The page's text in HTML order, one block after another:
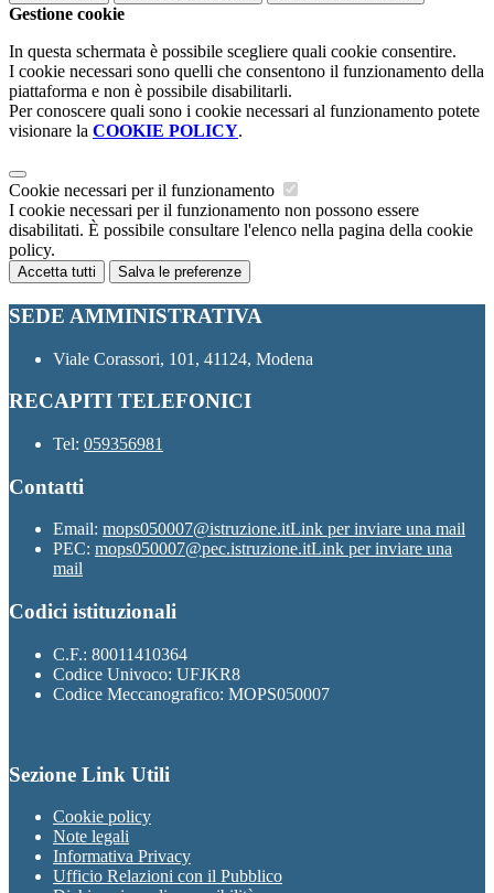
Gestione cookie
In questa schermata è possibile scegliere quali cookie consentire.
I cookie necessari sono quelli che consentono il funzionamento della
piattaforma e non è possibile disabilitarli.
Per conoscere quali sono i cookie necessari al funzionamento potete
visionare la COOKIE POLICY.
Cookie necessari per il funzionamento
I cookie necessari per il funzionamento non possono essere
disabilitati. È possibile consultare l'elenco nella pagina della cookie
policy.
Accetta tutti Salva le preferenze
SEDE AMMINISTRATIVA
Viale Corassori, 101, 41124, Modena
RECAPITI TELEFONICI
Tel: 059356981
Contatti
Email: mops050007@istruzione.itLink per inviare una mail
PEC: mops050007@pec.istruzione.itLink per inviare una
mail
Codici istituzionali
C.F.: 80011410364
Codice Univoco: UFJKR8
Codice Meccanografico: MOPS050007
Sezione Link Utili
Cookie policy
Note legali
Informativa Privacy
Ufficio Relazioni con il Pubblico